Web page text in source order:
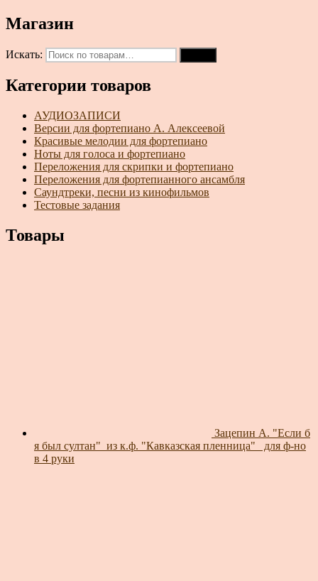
Магазин
Искать:
Категории товаров
АУДИОЗАПИСИ
Версии для фортепиано А. Алексеевой
Красивые мелодии для фортепиано
Ноты для голоса и фортепиано
Переложения для скрипки и фортепиано
Переложения для фортепианного ансамбля
Саундтреки, песни из кинофильмов
Тестовые задания
Товары
Зацепин А. "Если б
я был султан"_из к.ф. "Кавказская пленница"_ для ф-но
в 4 руки